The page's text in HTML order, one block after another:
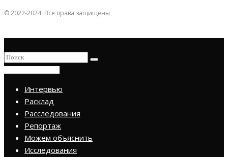
© 2022-2024. Все права защищены
Интервью
Расклад
Расследования
Репортаж
Можем объяснить
Исследования